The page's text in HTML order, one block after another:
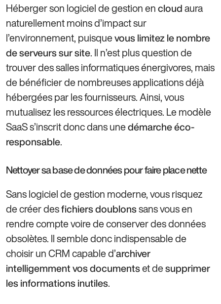
Héberger son logiciel de gestion en cloud aura
naturellement moins d’impact sur
l’environnement, puisquevous limitez le nombre
de serveurs sur site. Il n’est plus question de
trouver des salles informatiques énergivores, mais
de bénéficier de nombreuses applications déjà
hébergées par les fournisseurs. Ainsi, vous
mutualisez les ressources électriques. Le modèle
SaaS s’inscrit donc dans unedémarche éco-
responsable.
Nettoyer sa base de données pour faire place nette
Sans logiciel de gestion moderne, vous risquez
de créer desfichiers doublonssans vous en
rendre compte voire de conserver des données
obsolètes. Il semble donc indispensable de
choisir un CRM capable d’archiver
intelligemment vos documentset desupprimer
les informations inutiles.